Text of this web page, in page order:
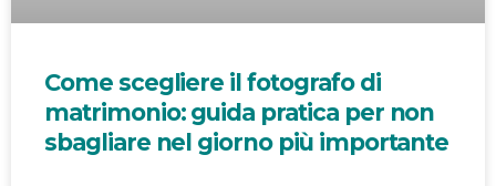
Come scegliere il fotografo di
matrimonio: guida pratica per non
sbagliare nel giorno più importante